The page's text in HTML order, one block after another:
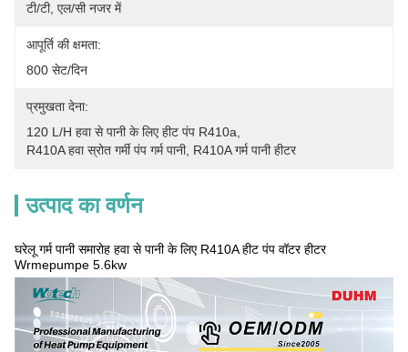
टी/टी, एल/सी नजर में
आपूर्ति की क्षमता:
800 सेट/दिन
प्रमुखता देना:
120 L/H हवा से पानी के लिए हीट पंप R410a
R410A हवा स्रोत गर्मी पंप गर्म पानी, R410A गर्म पानी हीटर
उत्पाद का वर्णन
घरेलू गर्म पानी समारोह हवा से पानी के लिए R410A हीट पंप वॉटर हीटर
Wrmepumpe 5.6kw